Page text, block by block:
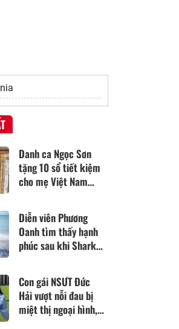
Danh ca Ngọc Sơn
tặng 10 sổ tiết kiệm
cho mẹ Việt Nam
Diễn viên Phương
Oanh tìm thấy hạnh
phúc sau khi Shark
Con gái NSƯT Đức
Hải vượt nỗi đau bị
miệt thị ngoại hình,